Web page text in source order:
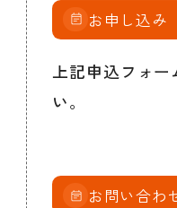
お申し込み
上記申込フォー
い。
お問い合わ